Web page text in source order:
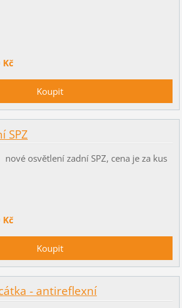
Kč
SPZ
nové osvětlení zadní SPZ, cena je za kus
Kč
- antireflexní